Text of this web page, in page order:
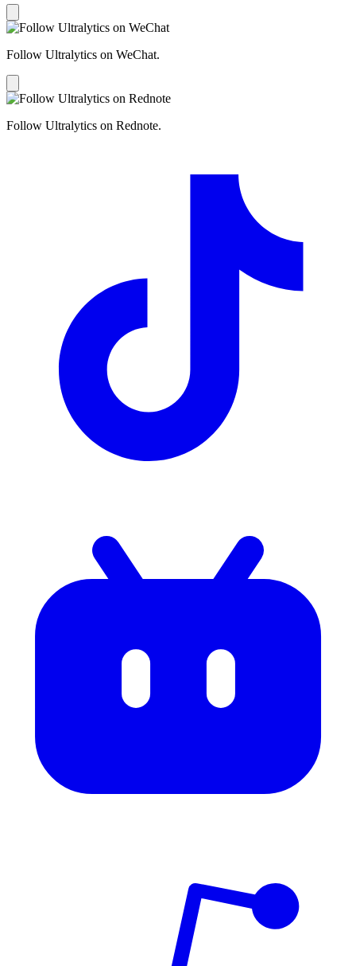
Follow Ultralytics on WeChat.
Follow Ultralytics on Rednote.